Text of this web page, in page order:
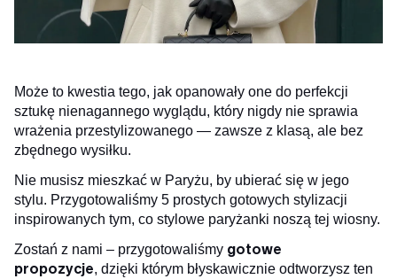
Może to kwestia tego, jak opanowały one do perfekcji
sztukę nienagannego wyglądu, który nigdy nie sprawia
wrażenia przestylizowanego — zawsze z klasą, ale bez
zbędnego wysiłku.
Nie musisz mieszkać w Paryżu, by ubierać się w jego
stylu. Przygotowaliśmy 5 prostych gotowych stylizacji
inspirowanych tym, co stylowe paryżanki noszą tej wiosny.
Zostań z nami – przygotowaliśmy gotowe
propozycje, dzięki którym błyskawicznie odtworzysz ten